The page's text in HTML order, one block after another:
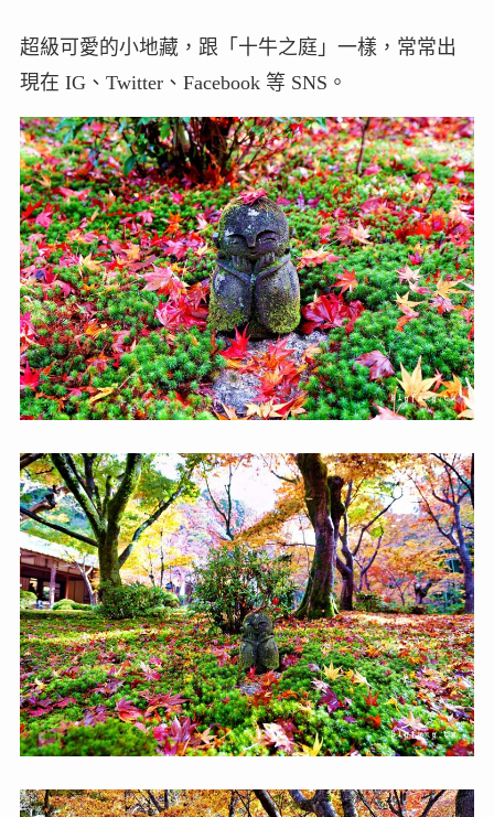
超級可愛的小地藏，跟「十牛之庭」一樣，常常出
現在 IG、Twitter、Facebook 等 SNS。